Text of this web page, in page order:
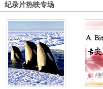
纪录片热映专场